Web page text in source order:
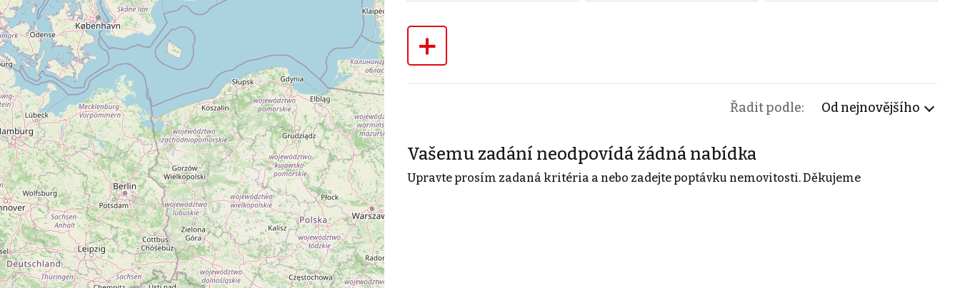
+
Řadit podle: Od nejnovějšího
Vašemu zadání neodpovídá žádná nabídka
Upravte prosím zadaná kritéria a nebo zadejte poptávku nemovitosti. Děkujeme